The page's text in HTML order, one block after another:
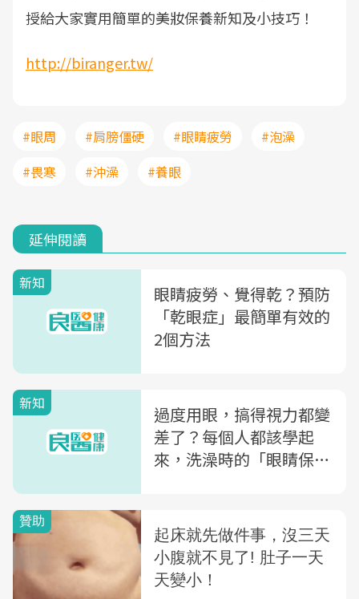
授給大家實用簡單的美妝保養新知及小技巧！
http://biranger.tw/
#眼周 #肩膀僵硬 #眼睛疲勞
#泡澡
#畏寒
#沖澡 #養眼
延伸閱讀
新知
眼睛疲勞、覺得乾？預防
「乾眼症」最簡單有效的
2個方法
新知
過度用眼，搞得視力都變
差了？每個人都該學起
來，洗澡時的「眼睛保養